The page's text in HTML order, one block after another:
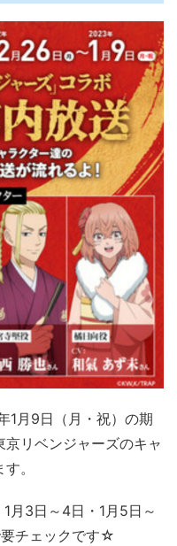
1月9日（月・祝）の期
リベンジャーズのキャ
。
月3日～4日・1月5日～
チェックです☆